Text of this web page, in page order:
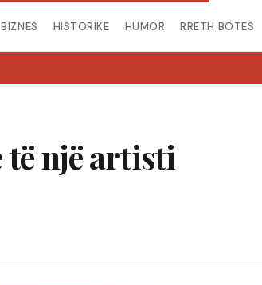
BIZNES HISTORIKE HUMOR RRETH BOTES
të një artisti